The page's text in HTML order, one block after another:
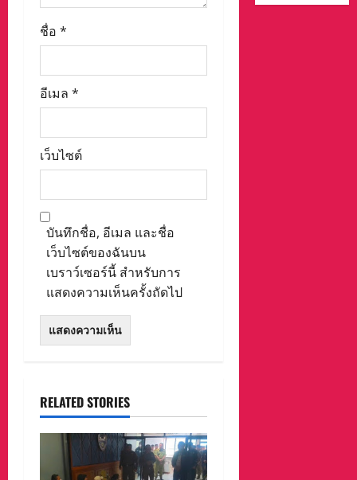
ชื่อ *
อีเมล *
เว็บไซต์
บันทึกชื่อ, อีเมล และชื่อ
เว็บไซต์ของฉันบน
เบราว์เซอร์นี้ สำหรับการ
แสดงความเห็นครั้งถัดไป
RELATED STORIES